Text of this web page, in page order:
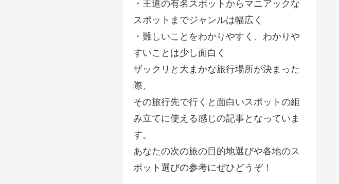
・王道の有名スポットからマニアックな
スポットまでジャンルは幅広く
・難しいことをわかりやすく、わかりや
すいことは少し面白く
ザックリと大まかな旅行場所が決まった
際、
その旅行先で行くと面白いスポットの組
み立てに使える感じの記事となっていま
す。
あなたの次の旅の目的地選びや各地のス
ポット選びの参考にぜひどうぞ！